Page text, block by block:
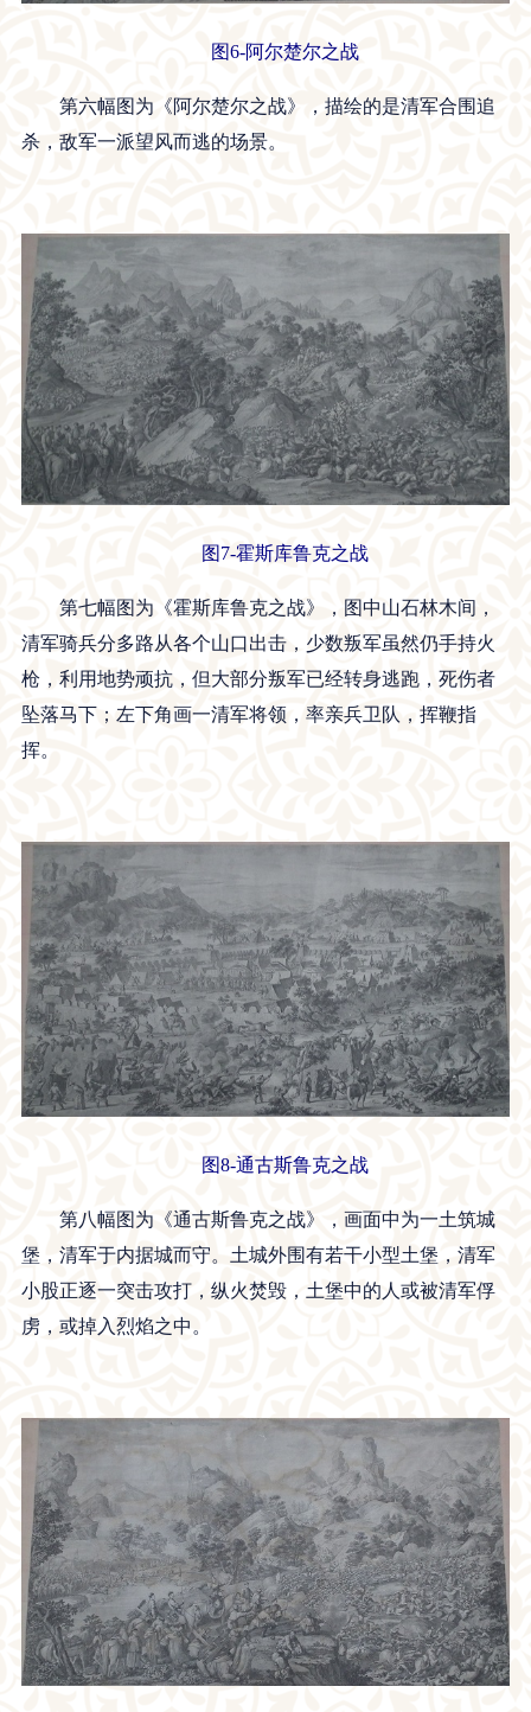
图6-阿尔楚尔之战
第六幅图为《阿尔楚尔之战》，描绘的是清军合围追
杀，敌军一派望风而逃的场景。
图7-霍斯库鲁克之战
第七幅图为《霍斯库鲁克之战》，图中山石林木间，
清军骑兵分多路从各个山口出击，少数叛军虽然仍手持火
枪，利用地势顽抗，但大部分叛军已经转身逃跑，死伤者
坠落马下；左下角画一清军将领，率亲兵卫队，挥鞭指
挥。
图8-通古斯鲁克之战
第八幅图为《通古斯鲁克之战》，画面中为一土筑城
堡，清军于内据城而守。土城外围有若干小型土堡，清军
小股正逐一突击攻打，纵火焚毁，土堡中的人或被清军俘
虏，或掉入烈焰之中。